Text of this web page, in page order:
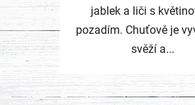
jablek a liči s
pozadím. Chuťově je
svěží a...